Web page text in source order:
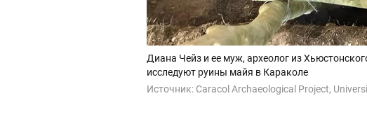
Диана Чейз и ее муж, археолог из
исследуют руины майя в Караколе
Источник: Caracol Archaeological Project,